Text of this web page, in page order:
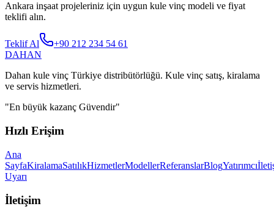
Ankara inşaat projeleriniz için uygun kule vinç modeli ve fiyat
teklifi alın.
Teklif Al
+90 212 234 54 61
DAHAN
Dahan kule vinç Türkiye distribütörlüğü. Kule vinç satış, kiralama
ve servis hizmetleri.
"En büyük kazanç Güvendir"
Hızlı Erişim
Ana
SayfaKiralamaSatılıkHizmetlerModellerReferanslarBlogYatırımcı
Uyarı
İletişim